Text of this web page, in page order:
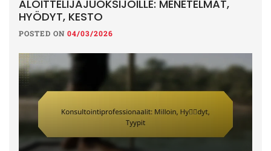
ALOITTELIJAJUOKSIJOILLE: MENETELMÄT,
HYÖDYT, KESTO
POSTED ON 04/03/2026